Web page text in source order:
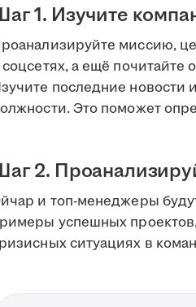
1. Изучите
миссию,
соцсетях, а ещё
последние новости
Это поможет
2.
и топ-менеджеры
успешных
ситуациях в